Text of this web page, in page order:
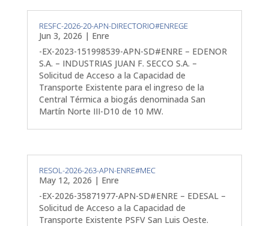
RESFC-2026-20-APN-DIRECTORIO#ENREGE
Jun 3, 2026 | Enre
-EX-2023-151998539-APN-SD#ENRE – EDENOR
S.A. – INDUSTRIAS JUAN F. SECCO S.A. –
Solicitud de Acceso a la Capacidad de
Transporte Existente para el ingreso de la
Central Térmica a biogás denominada San
Martín Norte III-D10 de 10 MW.
RESOL-2026-263-APN-ENRE#MEC
May 12, 2026 | Enre
-EX-2026-35871977-APN-SD#ENRE – EDESAL –
Solicitud de Acceso a la Capacidad de
Transporte Existente PSFV San Luis Oeste.